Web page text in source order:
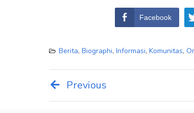
Facebook
Berita, Biographi, Informasi, Komunitas,
Post
Previous